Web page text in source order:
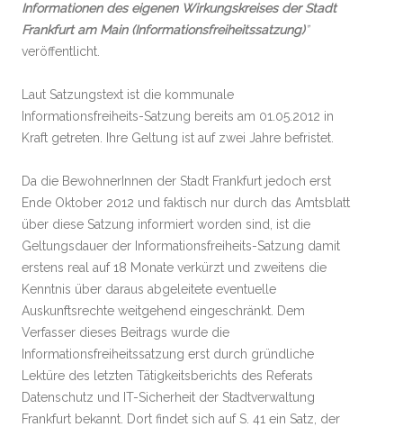
Informationen des eigenen Wirkungskreises der Stadt
Frankfurt am Main (Informationsfreiheitssatzung)”
veröffentlicht.
Laut Satzungstext ist die kommunale
Informationsfreiheits-Satzung bereits am 01.05.2012 in
Kraft getreten. Ihre Geltung ist auf zwei Jahre befristet.
Da die BewohnerInnen der Stadt Frankfurt jedoch erst
Ende Oktober 2012 und faktisch nur durch das Amtsblatt
über diese Satzung informiert worden sind, ist die
Geltungsdauer der Informationsfreiheits-Satzung damit
erstens real auf 18 Monate verkürzt und zweitens die
Kenntnis über daraus abgeleitete eventuelle
Auskunftsrechte weitgehend eingeschränkt. Dem
Verfasser dieses Beitrags wurde die
Informationsfreiheitssatzung erst durch gründliche
Lektüre des letzten Tätigkeitsberichts des Referats
Datenschutz und IT-Sicherheit der Stadtverwaltung
Frankfurt bekannt. Dort findet sich auf S. 41 ein Satz, der